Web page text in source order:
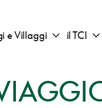
menu "Pubblicazioni"
e Villaggi Apri sotto
il TCI